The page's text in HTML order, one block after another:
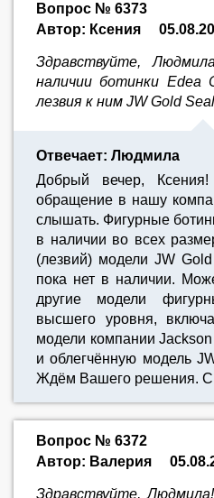
Вопрос № 6373
Автор: Ксения
Здравствуйте,
наличии ботинки Edea
лезвия к ним JW Gold
Отвечает: Людмила
Добрый вечер,
обращение в нашу
слышать. Фигурные
в наличии во всех
(лезвий) модели JW
пока нет в наличии.
другие модели
высшего уровня,
модели компании
и облегчённую модель
Ждём Вашего решения.
Вопрос № 6372
Автор: Валерия
Здравствуйте,